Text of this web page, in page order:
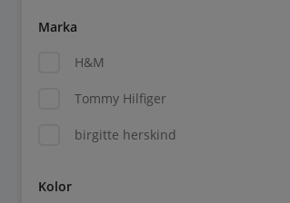
Marka
H&M
Tommy Hilfiger
birgitte herskind
Kolor